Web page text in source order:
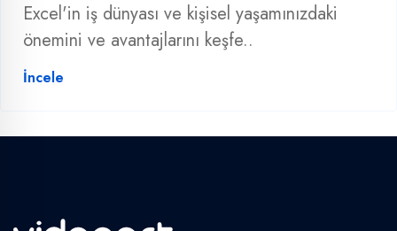
Excel'in iş dünyası ve kişisel yaşamınızdaki
önemini ve avantajlarını keşfe..
İncele